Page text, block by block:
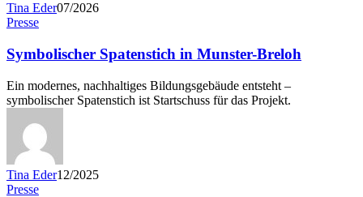
Tina Eder07/2026
Presse
Symbolischer Spatenstich in Munster-Breloh
Ein modernes, nachhaltiges Bildungsgebäude entsteht –
symbolischer Spatenstich ist Startschuss für das Projekt.
Tina Eder12/2025
Presse